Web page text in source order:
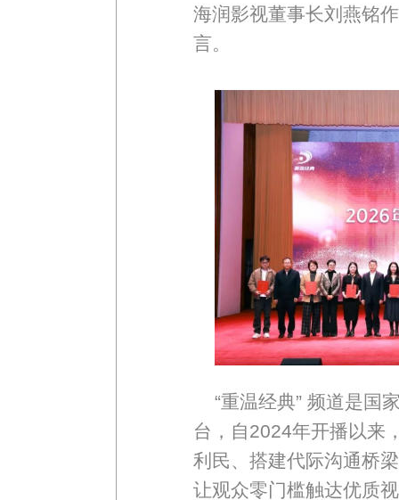
海润影视董事长刘燕铭
言。
“重温经典” 频道是国
台，自2024年开播以来
利民、搭建代际沟通桥
让观众零门槛触达优质